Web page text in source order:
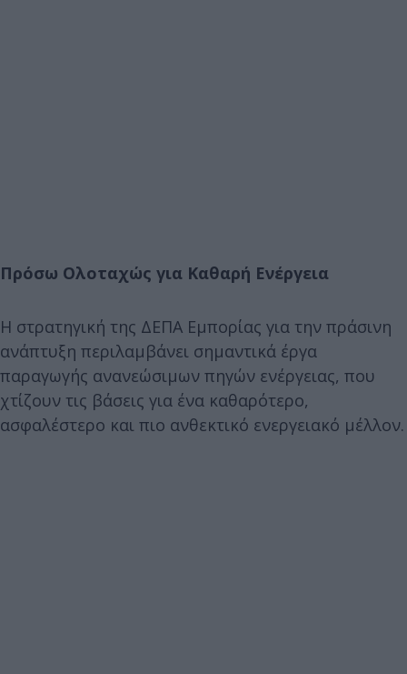
Πρόσω Ολοταχώς για Καθαρή Ενέργεια
Η στρατηγική της ΔΕΠΑ Εμπορίας για την πράσινη
ανάπτυξη περιλαμβάνει σημαντικά έργα
παραγωγής ανανεώσιμων πηγών ενέργειας, που
χτίζουν τις βάσεις για ένα καθαρότερο,
ασφαλέστερο και πιο ανθεκτικό ενεργειακό μέλλον.